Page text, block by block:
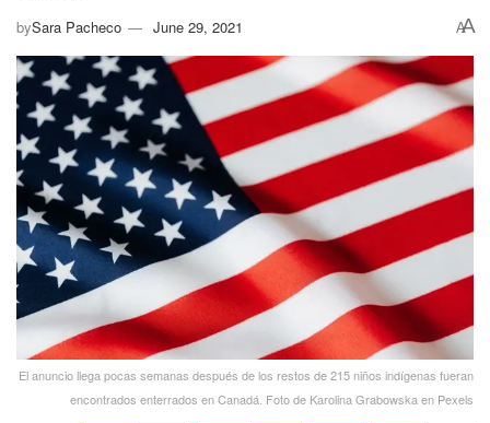
bySara Pacheco June 29, 2021 AA
El anuncio llega pocas semanas después de los restos de 215 niños indígenas fueran
encontrados enterrados en Canadá. Foto de Karolina Grabowska en Pexels